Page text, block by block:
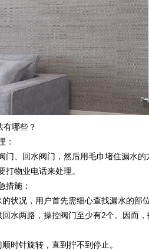
哪些？
：
门、回水阀门，然后用毛巾堵住漏水
打物业电话来处理。
措施：
状况，用户首先需细心查找漏水的部位
水两路，操控阀门至少有2个。因而
时针旋转，直到拧不到停止。